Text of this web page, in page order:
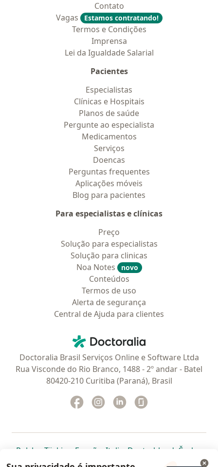
Contato
Vagas
Estamos contratando!
Termos e Condições
Imprensa
Lei da Igualdade Salarial
Pacientes
Especialistas
Clínicas e Hospitais
Planos de saúde
Pergunte ao especialista
Medicamentos
Serviços
Doencas
Perguntas frequentes
Aplicações móveis
Blog para pacientes
Para especialistas e clínicas
Preço
Solução para especialistas
Solução para clinicas
Noa Notes
novo
Conteúdos
Termos de uso
Alerta de segurança
Central de Ajuda para clientes
Doctoralia - Homepage
Doctoralia Brasil Serviços Online e Software Ltda
Rua Visconde do Rio Branco, 1488 - 2º andar - Batel
80420-210 Curitiba (Paraná), Brasil
Facebook
abre num novo separador
Instagram
abre num novo separador
Linkedin
abre num novo
Polska abre num novo separador
Türkiye abre num novo separador
España abre num novo separador
Italia abre num novo
Deutschlandabre num
Česko
Portugal abre num novo separador
, México abre num novo separador
, abre num novo separador
Brasil abre num novoabre num
abre